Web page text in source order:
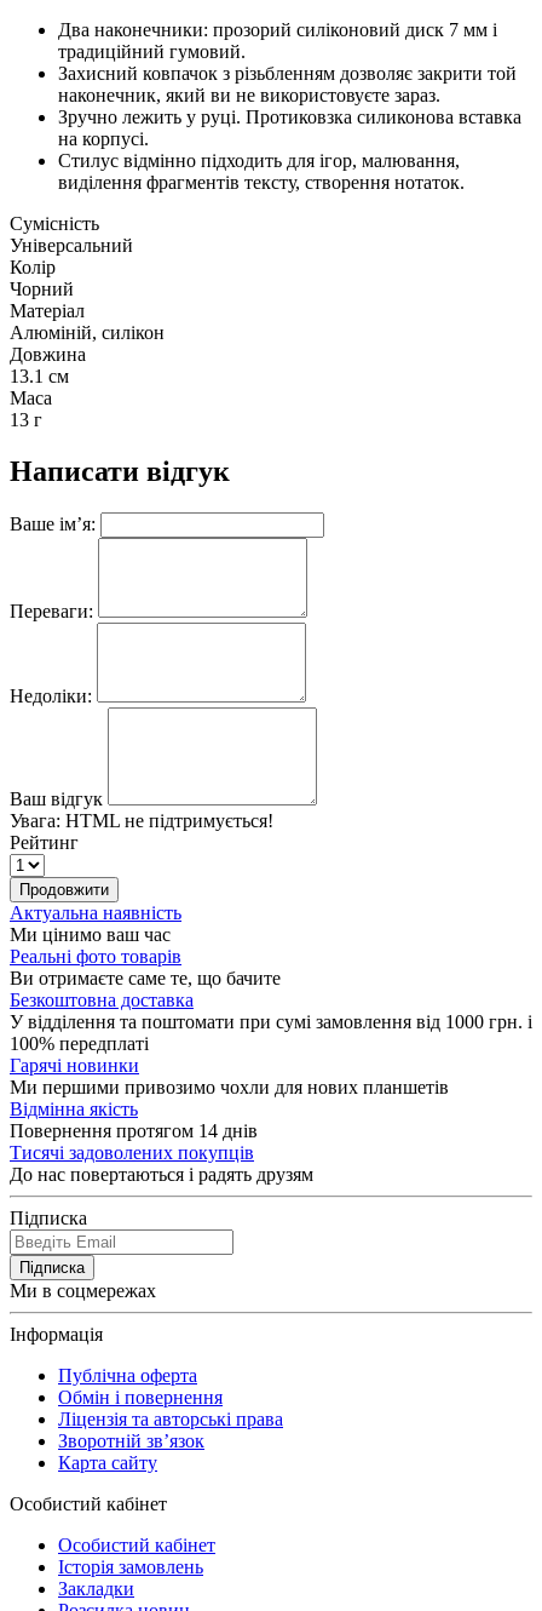
Два наконечники: прозорий силіконовий диск 7 мм і
традиційний гумовий.
Захисний ковпачок з різьбленням дозволяє закрити той
наконечник, який ви не використовуєте зараз.
Зручно лежить у руці. Протиковзка силиконова вставка
на корпусі.
Стилус відмінно підходить для ігор, малювання,
виділення фрагментів тексту, створення нотаток.
Сумісність
Універсальний
Колір
Чорний
Матеріал
Алюміній, силікон
Довжина
13.1 см
Маса
13 г
Написати відгук
Ваше ім’я:
Переваги:
Недоліки:
Ваш відгук
Увага: HTML не підтримується!
Рейтинг
Продовжити
Актуальна наявність
Ми цінимо ваш час
Реальні фото товарів
Ви отримаєте саме те, що бачите
Безкоштовна доставка
У відділення та поштомати при сумі замовлення від 1000 грн. і
100% передплаті
Гарячі новинки
Ми першими привозимо чохли для нових планшетів
Відмінна якість
Повернення протягом 14 днів
Тисячі задоволених покупців
До нас повертаються і радять друзям
Підписка
Підписка
Ми в соцмережах
Інформація
Публічна оферта
Обмін і повернення
Ліцензія та авторські права
Зворотній зв’язок
Карта сайту
Особистий кабінет
Особистий кабінет
Історія замовлень
Закладки